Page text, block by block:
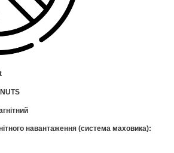
навантаження (система маховика):